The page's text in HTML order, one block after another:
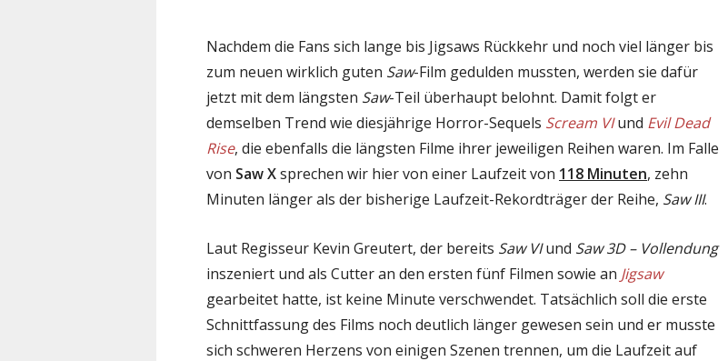
Nachdem die Fans sich lange bis Jigsaws Rückkehr und noch viel länger bis
zum neuen wirklich guten Saw-Film gedulden mussten, werden sie dafür
jetzt mit dem längsten Saw-Teil überhaupt belohnt. Damit folgt er
demselben Trend wie diesjährige Horror-Sequels Scream VIund Evil Dead
Rise, die ebenfalls die längsten Filme ihrer jeweiligen Reihen waren. Im Falle
von Saw Xsprechen wir hier von einer Laufzeit von 118 Minuten, zehn
Minuten länger als der bisherige Laufzeit-Rekordträger der Reihe, Saw III.
Laut Regisseur Kevin Greutert, der bereits Saw VIund Saw 3D – Vollendung
inszeniert und als Cutter an den ersten fünf Filmen sowie an Jigsaw
gearbeitet hatte, ist keine Minute verschwendet. Tatsächlich soll die erste
Schnittfassung des Films noch deutlich länger gewesen sein und er musste
sich schweren Herzens von einigen Szenen trennen, um die Laufzeit auf